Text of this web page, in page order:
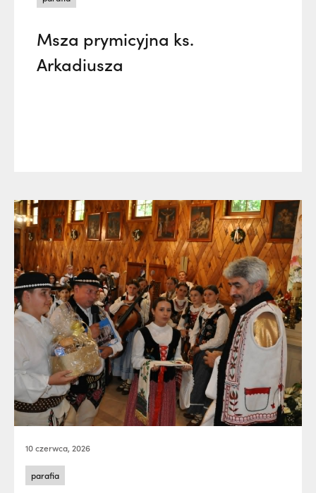
Msza prymicyjna ks.
Arkadiusza
10 czerwca, 2026
parafia